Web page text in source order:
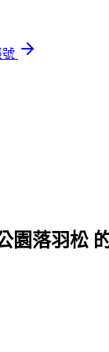
號
園落羽松